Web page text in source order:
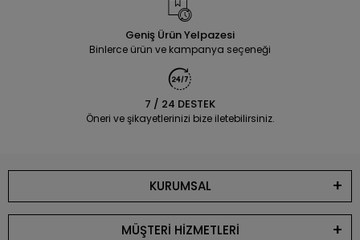
Geniş Ürün Yelpazesi
Binlerce ürün ve kampanya seçeneği
7 / 24 DESTEK
Öneri ve şikayetlerinizi bize iletebilirsiniz.
KURUMSAL
MÜŞTERİ HİZMETLERİ